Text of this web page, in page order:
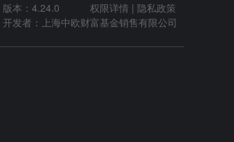
版本：4.24.0
权限详情 | 隐私政策
开发者：上海中欧财富基金销售有限公司